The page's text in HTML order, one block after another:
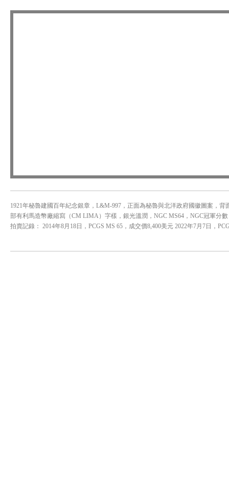
1921年秘魯建國百年紀念銀章，L&M-997，正面為秘魯與北洋政府國徽圖案，
部有利馬造幣廠縮寫（CM LIMA）字樣，銀光溫潤，NGC MS64，NGC冠軍分
拍賣記錄： 2014年8月18日，PCGS MS 65，成交價8,400美元 2022年7月7日，